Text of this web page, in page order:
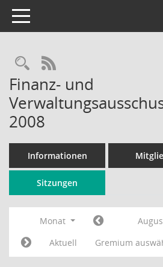
Toggle navigation
Rechercheauswahl
RSS-Feed
Finanz- und
2008
Informationen
Sitzungen
Monat
Aktuell
Gremium